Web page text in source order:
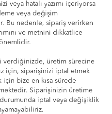
veya hatalı yazımı içeriyorsa
veya değişim
Bu nedenle, sipariş verirken
ve metnini dikkatlice
verdiğinizde, üretim sürecine
için, siparişinizi iptal etmek
bize en kısa sürede
Siparişinizin üretime
durumunda iptal veya değişiklik